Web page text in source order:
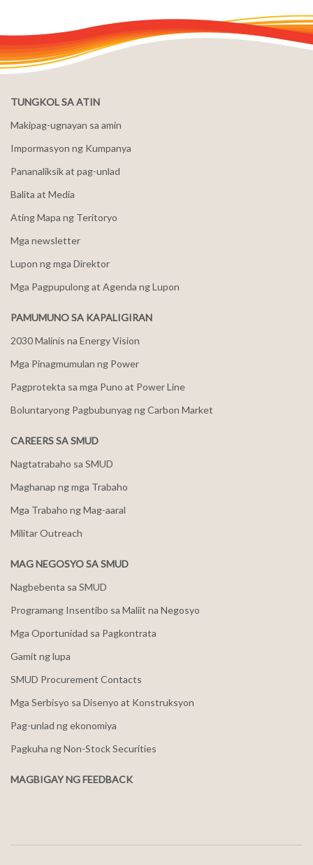
TUNGKOL SA ATIN
Makipag-ugnayan sa amin
Impormasyon ng Kumpanya
Pananaliksik at pag-unlad
Balita at Media
Ating Mapa ng Teritoryo
Mga newsletter
Lupon ng mga Direktor
Mga Pagpupulong at Agenda ng Lupon
PAMUMUNO SA KAPALIGIRAN
2030 Malinis na Energy Vision
Mga Pinagmumulan ng Power
Pagprotekta sa mga Puno at Power Line
Boluntaryong Pagbubunyag ng Carbon Market
CAREERS SA SMUD
Nagtatrabaho sa SMUD
Maghanap ng mga Trabaho
Mga Trabaho ng Mag-aaral
Militar Outreach
MAG NEGOSYO SA SMUD
Nagbebenta sa SMUD
Programang Insentibo sa Maliit na Negosyo
Mga Oportunidad sa Pagkontrata
Gamit ng lupa
SMUD Procurement Contacts
Mga Serbisyo sa Disenyo at Konstruksyon
Pag-unlad ng ekonomiya
Pagkuha ng Non-Stock Securities
MAGBIGAY NG FEEDBACK